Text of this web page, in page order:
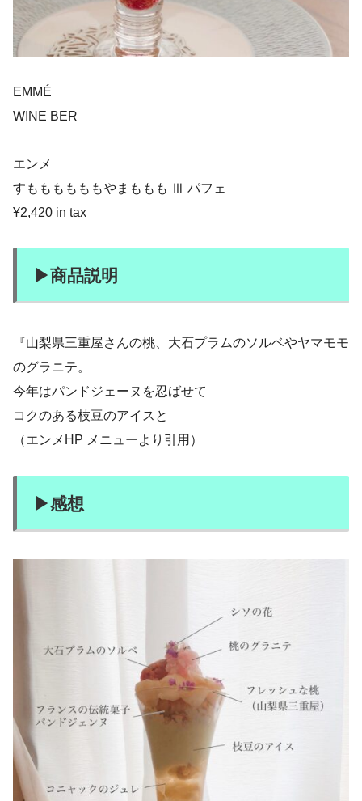
EMMÉ
WINE BER
エンメ
すももももももやまももも Ⅲ パフェ
¥2,420 in tax
▶︎商品説明
『山梨県三重屋さんの桃、大石プラムのソルベやヤマモモ
のグラニテ。
今年はパンドジェーヌを忍ばせて
コクのある枝豆のアイスと
（エンメHP メニューより引用）
▶︎感想